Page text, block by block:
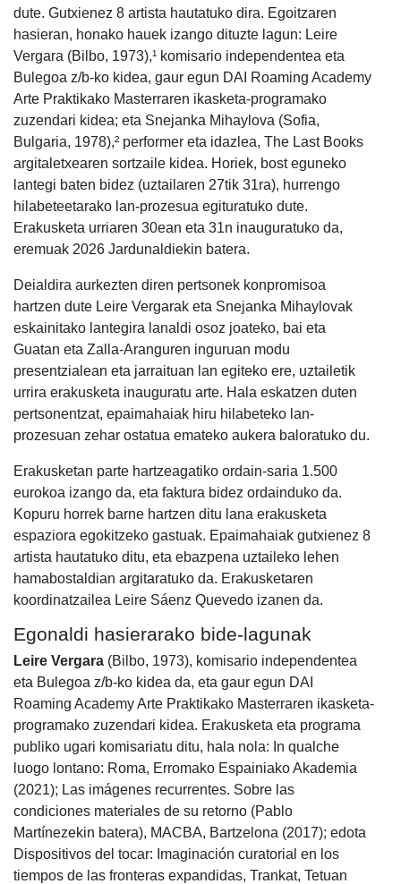
dute. Gutxienez 8 artista hautatuko dira. Egoitzaren
hasieran, honako hauek izango dituzte lagun: Leire
Vergara (Bilbo, 1973),¹ komisario independentea eta
Bulegoa z/b-ko kidea, gaur egun DAI Roaming Academy
Arte Praktikako Masterraren ikasketa-programako
zuzendari kidea; eta Snejanka Mihaylova (Sofia,
Bulgaria, 1978),² performer eta idazlea, The Last Books
argitaletxearen sortzaile kidea. Horiek, bost eguneko
lantegi baten bidez (uztailaren 27tik 31ra), hurrengo
hilabeteetarako lan-prozesua egituratuko dute.
Erakusketa urriaren 30ean eta 31n inauguratuko da,
eremuak 2026 Jardunaldiekin batera.
Deialdira aurkezten diren pertsonek konpromisoa
hartzen dute Leire Vergarak eta Snejanka Mihaylovak
eskainitako lantegira lanaldi osoz joateko, bai eta
Guatan eta Zalla-Aranguren inguruan modu
presentzialean eta jarraituan lan egiteko ere, uztailetik
urrira erakusketa inauguratu arte. Hala eskatzen duten
pertsonentzat, epaimahaiak hiru hilabeteko lan-
prozesuan zehar ostatua emateko aukera baloratuko du.
Erakusketan parte hartzeagatiko ordain-saria 1.500
eurokoa izango da, eta faktura bidez ordainduko da.
Kopuru horrek barne hartzen ditu lana erakusketa
espaziora egokitzeko gastuak. Epaimahaiak gutxienez 8
artista hautatuko ditu, eta ebazpena uztaileko lehen
hamabostaldian argitaratuko da. Erakusketaren
koordinatzailea Leire Sáenz Quevedo izanen da.
Egonaldi hasierarako bide-lagunak
Leire Vergara (Bilbo, 1973), komisario independentea
eta Bulegoa z/b-ko kidea da, eta gaur egun DAI
Roaming Academy Arte Praktikako Masterraren ikasketa-
programako zuzendari kidea. Erakusketa eta programa
publiko ugari komisariatu ditu, hala nola: In qualche
luogo lontano: Roma, Erromako Espainiako Akademia
(2021); Las imágenes recurrentes. Sobre las
condiciones materiales de su retorno (Pablo
Martínezekin batera), MACBA, Bartzelona (2017); edota
Dispositivos del tocar: Imaginación curatorial en los
tiempos de las fronteras expandidas, Trankat, Tetuan